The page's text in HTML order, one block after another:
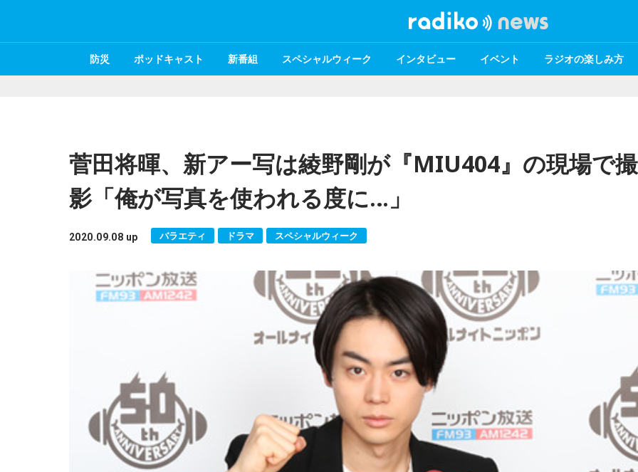
防災 ポッドキャスト 新番組 スペシャルウィーク インタビュー イベント ラジオの楽しみ方
菅田将暉、新アー写は綾野剛が『MIU404』の現場で撮
影「俺が写真を使われる度に…」
2020.09.08 up バラエティ ドラマ スペシャルウィーク